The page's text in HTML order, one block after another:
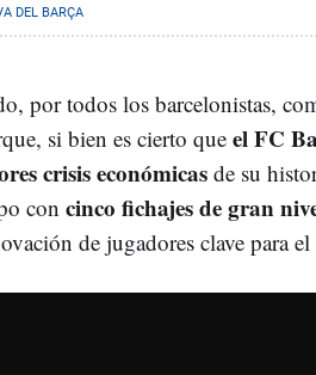
DEL BARÇA
por todos los barcelonistas,
si bien es cierto que el FC
crisis económicas de su
con cinco fichajes de gran
de jugadores clave para